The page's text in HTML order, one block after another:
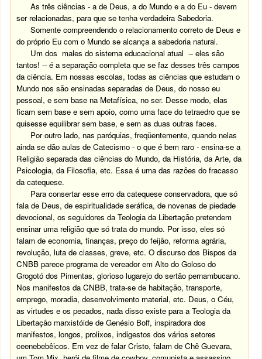
As três ciências - a de Deus, a do Mundo e a do Eu - devem
ser relacionadas, para que se tenha verdadeira Sabedoria.
Somente compreendendo o relacionamento correto de Deus e
do próprio Eu com o Mundo se alcança a sabedoria natural.
Um dos males do sistema educacional atual -- eles são
tantos! -- é a separação completa que se faz desses três campos
da ciência. Em nossas escolas, todas as ciências que estudam o
Mundo nos são ensinadas separadas de Deus, do nosso eu
pessoal, e sem base na Metafísica, no ser. Desse modo, elas
ficam sem base e sem apoio, como uma face do tetraedro que se
quisesse equilibrar sem base, e sem as duas outras faces.
Por outro lado, nas paróquias, freqüentemente, quando nelas
ainda se dão aulas de Catecismo - o que é bem raro - ensina-se a
Religião separada das ciências do Mundo, da História, da Arte, da
Psicologia, da Filosofia, etc. Essa é uma das razões do fracasso
da catequese.
Para consertar esse erro da catequese conservadora, que só
fala de Deus, de espiritualidade seráfica, de novenas de piedade
devocional, os seguidores da Teologia da Libertação pretendem
ensinar uma religião que só trata do mundo. Por isso, eles só
falam de economia, finanças, preço do feijão, reforma agrária,
revolução, luta de classes, greve, etc. O discurso dos Bispos da
CNBB parece programa de vereador em Alto do Goloso do
Grogotó dos Pimentas, glorioso lugarejo do sertão pernambucano.
Nos manifestos da CNBB, trata-se de habitação, transporte,
emprego, moradia, desenvolvimento material, etc. Deus, o Céu,
as virtudes e os pecados, nada disso existe para a Teologia da
Libertação marxistóide de Genésio Boff, inspiradora dos
manifestos, longos, prolixos, indigestos dos vários setores
ceenebebêicos. Em vez de falar Cristo, falam de Chê Guevara,